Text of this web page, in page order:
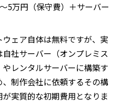
5万円（保守費）＋サーバー
ウェア自体は無料ですが、実
自社サーバー（オンプレミス
やレンタルサーバーに構築す
、制作会社に依頼するその構
が実質的な初期費用となりま